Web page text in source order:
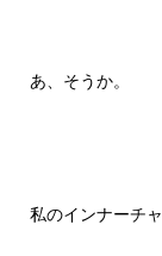
あ、そうか。
私のインナーチ